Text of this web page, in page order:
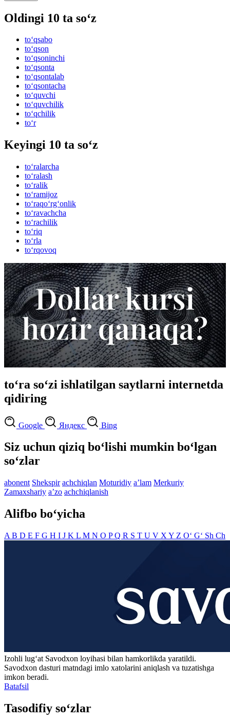
Oldingi 10 ta so‘z
to‘qsabo
to‘qson
to‘qsoninchi
to‘qsonta
to‘qsontalab
to‘qsontacha
to‘quvchi
to‘quvchilik
to‘qchilik
to‘r
Keyingi 10 ta so‘z
to‘ralarcha
to‘ralash
to‘ralik
to‘ramijoz
to‘raqo‘rg‘onlik
to‘ravachcha
to‘rachilik
to‘riq
to‘rla
to‘rqovoq
to‘ra so‘zi ishlatilgan saytlarni internetda
qidiring
Google Яндекс Bing
Siz uchun qiziq bo‘lishi mumkin bo‘lgan
so‘zlar
abonent Shekspir achchiqlan Moturidiy aʼlam Merkuriy
Zamaxshariy aʼzo achchiqlanish
Alifbo bo‘yicha
A B D E F G H I J K L M N O PQ R S T U V X Y Z O‘ G‘ Sh Ch
Izohli lugʻat Savodxon loyihasi bilan hamkorlikda yaratildi.
Savodxon dasturi matndagi imlo xatolarini aniqlash va tuzatishga
imkon beradi.
Batafsil
Tasodifiy so‘zlar